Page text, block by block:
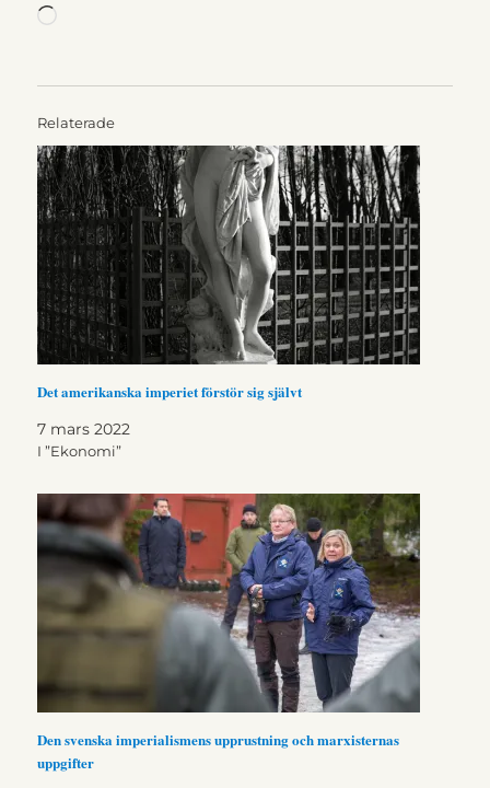
Laddar
Relaterade
Det amerikanska imperiet förstör sig självt
7 mars 2022
I ”Ekonomi”
Den svenska imperialismens upprustning och marxisternas
uppgifter